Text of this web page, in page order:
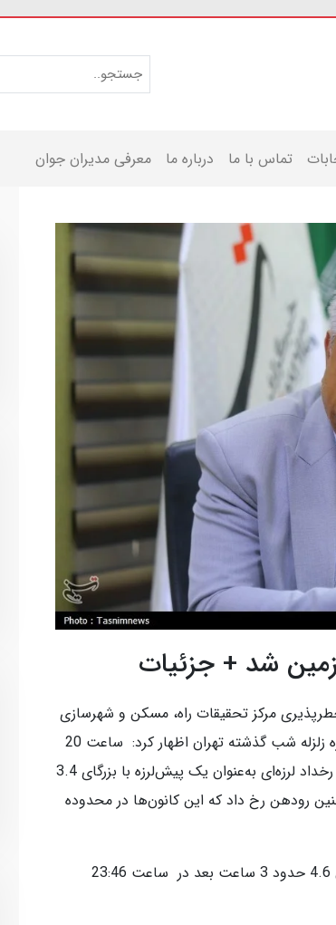
تماس با ما درباره ما معرفی مدیران جوان
زمین شد + جزئیات
مرکز تحقیقات راه، مسکن و شهرسازی
در گفت‌وگو با خبرنگار اقتصادی خبرگزاری تسنیم درباره زلزله شب گذشته تهران اظهار کرد: ساعت 20
و 41 دقیقه دقیقه دیشب 22 اردیبهشت 1405 اولین رخداد لرزه‌ای به‌عنوان یک پیش‌لرزه با بزرگای 3.4
همچنین رودهن رخ داد که این کانون‌ها در محدوده
وی ادامه داد: در ادامه زلزله اصلی به نظر من با بزرگی 4.6 حدود 3 ساعت بعد در ساعت 23:46